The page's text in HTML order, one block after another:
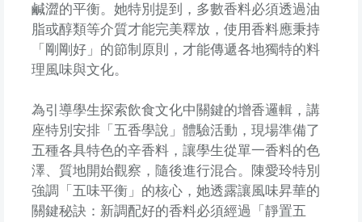
鹹澀的平衡。她特別提到，多數香料必須透過油
脂或醇類等介質才能完美釋放，使用香料應秉持
「剛剛好」的節制原則，才能傳遞各地獨特的料
理風味與文化。
為引導學生探索飲食文化中關鍵的增香邏輯，講
座特別安排「五香學說」體驗活動，現場準備了
五種各具特色的辛香料，讓學生從單一香料的色
澤、質地開始觀察，隨後進行混合。陳愛玲特別
強調「五味平衡」的核心，她透露讓風味昇華的
關鍵秘訣：新調配好的香料必須經過「靜置五